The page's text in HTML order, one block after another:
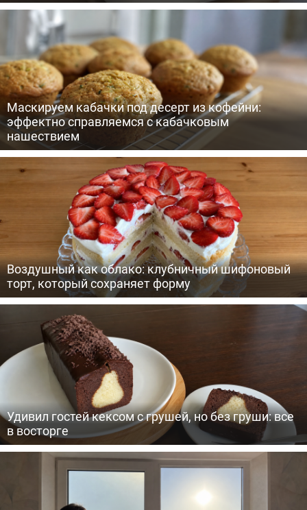
Маскируем кабачки под десерт из кофейни:
эффектно справляемся с кабачковым
нашествием
Воздушный как облако: клубничный шифоновый
торт, который сохраняет форму
Удивил гостей кексом с грушей, но без груши: все
в восторге